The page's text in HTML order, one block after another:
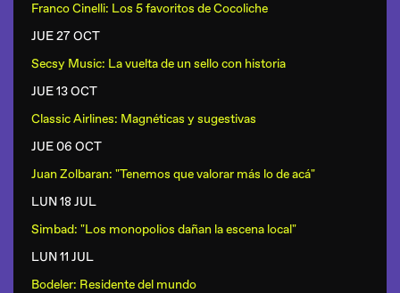
Franco Cinelli: Los 5 favoritos de Cocoliche
JUE 27 OCT
Secsy Music: La vuelta de un sello con historia
JUE 13 OCT
Classic Airlines: Magnéticas y sugestivas
JUE 06 OCT
Juan Zolbaran: "Tenemos que valorar más lo de acá"
LUN 18 JUL
Simbad: "Los monopolios dañan la escena local"
LUN 11 JUL
Bodeler: Residente del mundo